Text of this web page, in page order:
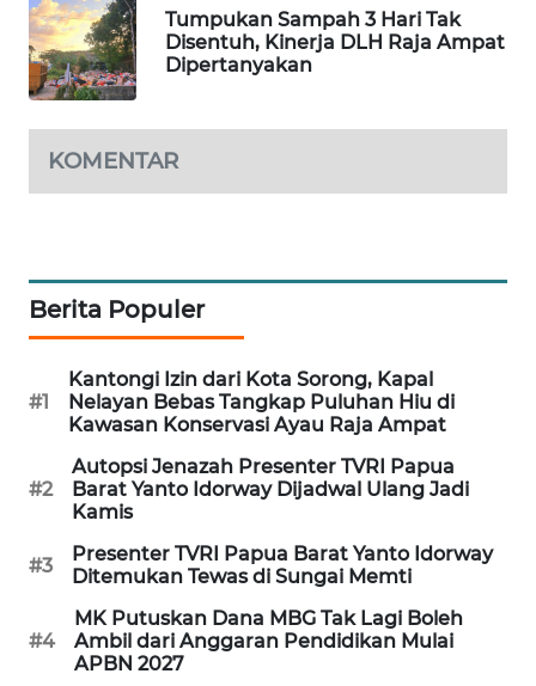
Tumpukan Sampah 3 Hari Tak
Disentuh, Kinerja DLH Raja Ampat
Dipertanyakan
KOMENTAR
Berita Populer
#1
Kantongi Izin dari Kota Sorong, Kapal
Nelayan Bebas Tangkap Puluhan Hiu di
Kawasan Konservasi Ayau Raja Ampat
#2
Autopsi Jenazah Presenter TVRI Papua
Barat Yanto Idorway Dijadwal Ulang Jadi
Kamis
#3
Presenter TVRI Papua Barat Yanto Idorway
Ditemukan Tewas di Sungai Memti
#4
MK Putuskan Dana MBG Tak Lagi Boleh
Ambil dari Anggaran Pendidikan Mulai
APBN 2027
METRO
SIANTAR
NEWS
MEDAN
NEWS
JAKARTA
NEWS
KRT
NEWS
KARING
NEWS
JURNAL
MARITIM
HUMBANG
NEWS